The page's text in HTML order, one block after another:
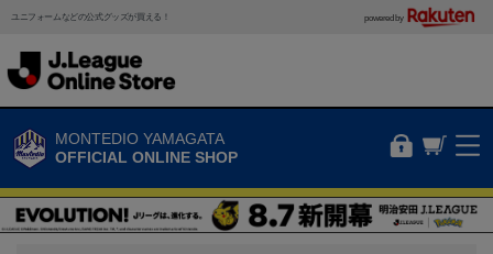
ユニフォームなどの公式グッズが買える！ powered by
MONTEDIO YAMAGATA
OFFICIAL ONLINE SHOP